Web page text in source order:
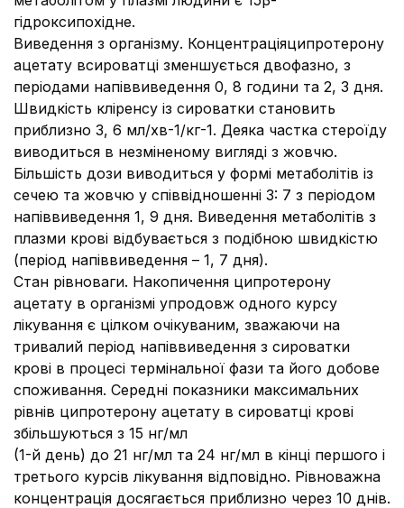
гідроксипохідне.
Виведення з організму. Концентраціяципротерону
ацетату всироватці зменшується двофазно, з
періодами напіввиведення 0, 8 години та 2, 3 дня.
Швидкість кліренсу із сироватки становить
приблизно 3, 6 мл/хв-1/кг-1. Деяка частка стероїду
виводиться в незміненому вигляді з жовчю.
Більшість дози виводиться у формі метаболітів із
сечею та жовчю у співвідношенні 3: 7 з періодом
напіввиведення 1, 9 дня. Виведення метаболітів з
плазми крові відбувається з подібною швидкістю
(період напіввиведення – 1, 7 дня).
Стан рівноваги. Накопичення ципротерону
ацетату в організмі упродовж одного курсу
лікування є цілком очікуваним, зважаючи на
тривалий період напіввиведення з сироватки
крові в процесі термінальної фази та його добове
споживання. Середні показники максимальних
рівнів ципротерону ацетату в сироватці крові
збільшуються з 15 нг/мл
(1-й день) до 21 нг/мл та 24 нг/мл в кінці першого і
третього курсів лікування відповідно. Рівноважна
концентрація досягається приблизно через 10 днів.